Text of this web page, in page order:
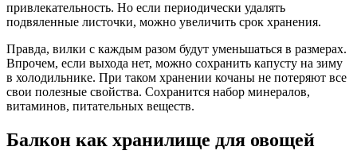
привлекательность. Но если периодически удалять
подвяленные листочки, можно увеличить срок хранения.
Правда, вилки с каждым разом будут уменьшаться в размерах.
Впрочем, если выхода нет, можно сохранить капусту на зиму
в холодильнике. При таком хранении кочаны не потеряют все
свои полезные свойства. Сохранится набор минералов,
витаминов, питательных веществ.
Балкон как хранилище для овощей